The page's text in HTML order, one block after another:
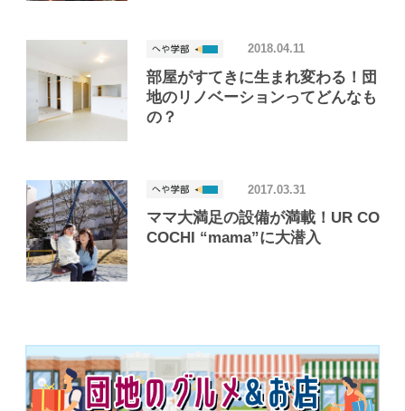
部屋がすてきに生まれ変わる！団
地のリノベーションってどんなも
の？
2018.04.11
ママ大満足の設備が満載！UR CO
COCHI “mama”に大潜入
2017.03.31